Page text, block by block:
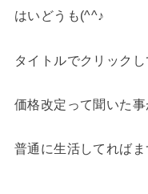
はいどうも(^^♪
タイトルでクリックし
価格改定って聞いた
普通に生活してれば